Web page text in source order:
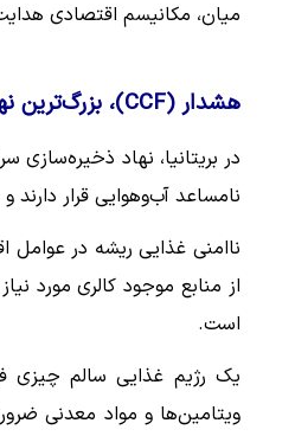
میان، مکانیسم اقتصادی
هشدار (CCF)، بزرگ‌ترین نهاد زنجیره تأمین بریتانیا
در بریتانیا، نهاد
نامساعد آب‌وهوایی قرار دارند
ناامنی غذایی ریشه در عوامل
از منابع موجود کالری مورد
است.
یک رژیم غذایی سالم چیزی
ویتامین‌ها و مواد معدنی